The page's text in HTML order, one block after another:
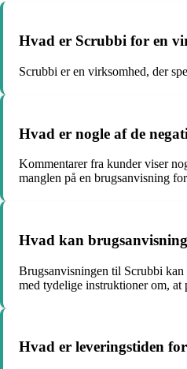
Hvad er Scrubbi for en
Scrubbi er en virksomhed, der
Hvad er nogle af de
Kommentarer fra kunder viser
manglen på en brugsanvisning
Hvad kan
Brugsanvisningen til Scrubbi
med tydelige instruktioner om,
Hvad er leveringstiden